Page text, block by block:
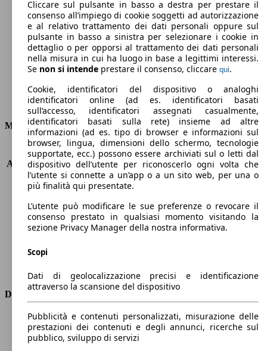
Emissioni di CO2 (combinato)*
Consumi
Motore e Prestazioni
KW (PS)
96 kW (131 PS)
Accelerazione (0-100 km/h)
Velocità massima (km/h)
189 km/h
Numero di marce
6
Coppia
240 nm
Cilindrata
1333 ccm
Carburante
Benzina
Trasmissione
Dimensioni
Lunghezza
4360 mm
Altezza
1810 mm
Larghezza
Cliccare sul pulsante in basso a destra per prestare il
consenso all’impiego di cookie soggetti ad autorizzazione
e al relativo trattamento dei dati personali oppure sul
pulsante in basso a sinistra per selezionare i cookie in
dettaglio o per opporsi al trattamento dei dati personali
nella misura in cui ha luogo in base a legittimi interessi.
Se non si intende prestare il consenso, cliccare qui.
Cookie, identificatori del dispositivo o analoghi
identificatori online (ad es. identificatori basati
sull’accesso, identificatori assegnati casualmente,
identificatori basati sulla rete) insieme ad altre
informazioni (ad es. tipo di browser e informazioni sul
browser, lingua, dimensioni dello schermo, tecnologie
supportate, ecc.) possono essere archiviati sul o letti dal
dispositivo dell’utente per riconoscerlo ogni volta che
l’utente si connette a un’app o a un sito web, per una o
più finalità qui presentate.
L’utente può modificare le sue preferenze o revocare il
consenso prestato in qualsiasi momento visitando la
sezione Privacy Manager della nostra informativa.
Scopi
Dati di geolocalizzazione precisi e identificazione
attraverso la scansione del dispositivo
Pubblicità e contenuti personalizzati, misurazione delle
prestazioni dei contenuti e degli annunci, ricerche sul
pubblico, sviluppo di servizi